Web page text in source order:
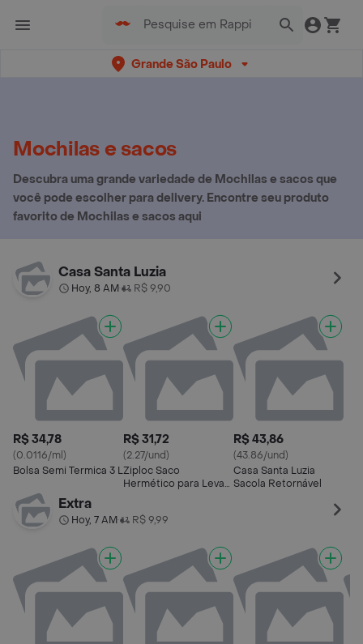
Grande São Paulo
Mochilas e sacos
Descubra uma grande variedade de Mochilas e sacos que
você pode escolher para delivery. Encontre seu produto
favorito de Mochilas e sacos aqui
Casa Santa Luzia
Hoy, 8 AM• R$ 9,90
R$ 34,78
(0.0116/ml)
Bolsa Semi Termica 3 L
R$ 31,72
(2.27/und)
Ziploc Saco
Hermético para Levar
R$ 43,86
(43.86/und)
Casa Santa Luzia
Sacola Retornável
Extra
Hoy, 7 AM• R$ 9,99